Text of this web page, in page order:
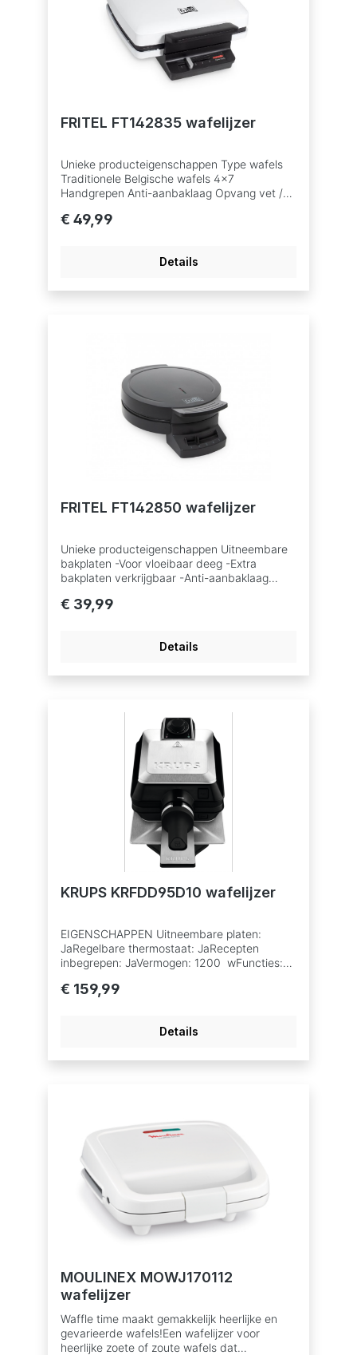
FRITEL FT142835 wafelijzer
Unieke producteigenschappen Type wafels
Traditionele Belgische wafels 4x7
Handgrepen Anti-aanbaklaag Opvang vet /
eigenschappen Materiaal bakplaat Aluminium
per bakbeurt 2 Materiaal Kunststof /
€ 49,99
Details
FRITEL FT142850 wafelijzer
Unieke producteigenschappen Uitneembare
bakplaten -Voor vloeibaar deeg -Extra
bakplaten verkrijgbaar -Anti-aanbaklaag
bakplaat AluminiumAantal
€ 39,99
Details
KRUPS KRFDD95D10 wafelijzer
EIGENSCHAPPEN Uitneembare platen:
JaRegelbare thermostaat: JaRecepten
inbegrepen: JaVermogen: 1200 wFuncties:
Controlelampje 'apparaat klaar':
JaDraaigreep: JaVaatwasmachinebestendig:
platen en lade voor wafeldeeg
€ 159,99
Details
MOULINEX MOWJ170112
wafelijzer
Waffle time maakt gemakkelijk heerlijke en
gevarieerde wafels!Een wafelijzer voor
heerlijke zoete of zoute wafels dat